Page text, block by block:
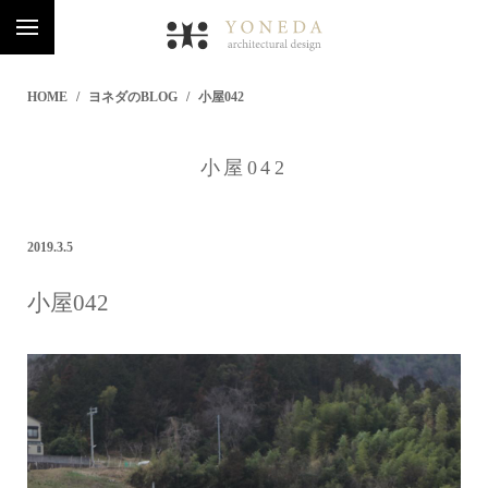
HOME ヨネダのBLOG 小屋042
小屋042
2019.3.5
小屋042